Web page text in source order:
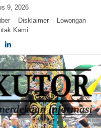
9, 2026
Disklaimer
Lowongan
Kami
dan Keadilan